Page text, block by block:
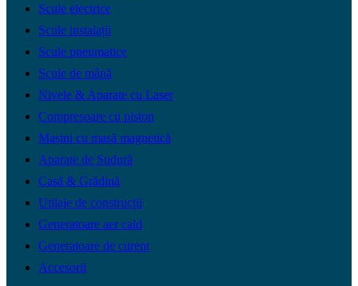
Scule electrice
Scule instalații
Scule pneumatice
Scule de mână
Nivele & Aparate cu Laser
Compresoare cu piston
Mașini cu masă magnetică
Aparate de Sudură
Casă & Grădină
Utilaje de construcții
Generatoare aer cald
Generatoare de curent
Accesorii